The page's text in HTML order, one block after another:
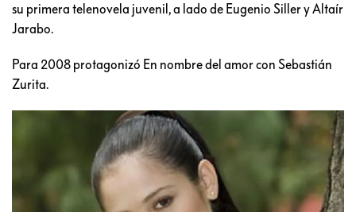
su primera telenovela juvenil, a lado de Eugenio Siller y Altaír
Jarabo.
Para 2008 protagonizó En nombre del amor con Sebastián
Zurita.